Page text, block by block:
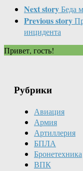
Next storyБеда
Previous story
инцидента
Привет, гость!
Рубрики
Авиация
Армия
Артиллерия
БПЛА
Бронетехника
ВПК